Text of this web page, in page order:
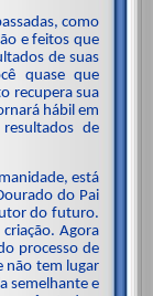
como
e feitos que
de suas
quase que
recupera sua
hábil em
de
está
do Pai
do futuro.
Agora
processo de
não tem lugar
semelhante e